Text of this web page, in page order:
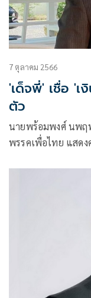
7 ตุลาคม 2566
'เด็จพี่' เชื่อ 'เ
ตัว
นายพร้อมพงศ์ นพฤ
พรรคเพื่อไทย แสด